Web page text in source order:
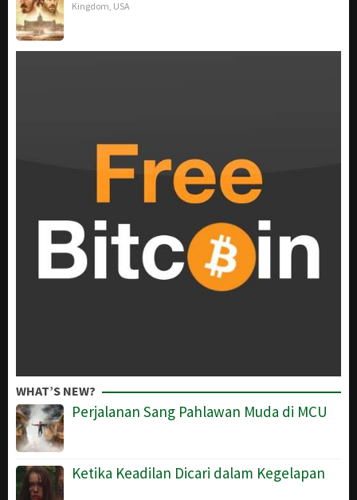
Kingdom USA
WHAT’S NEW?
Perjalanan Sang Pahlawan Muda di MCU
Ketika Keadilan Dicari dalam Kegelapan